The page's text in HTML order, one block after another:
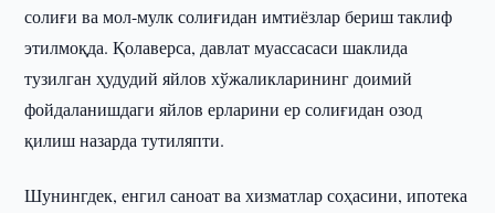
солиғи ва мол-мулк солиғидан имтиёзлар бериш таклиф
этилмоқда. Қолаверса, давлат муассасаси шаклида
тузилган ҳудудий яйлов хўжаликларининг доимий
фойдаланишдаги яйлов ерларини ер солиғидан озод
қилиш назарда тутиляпти.
Шунингдек, енгил саноат ва хизматлар соҳасини, ипотека